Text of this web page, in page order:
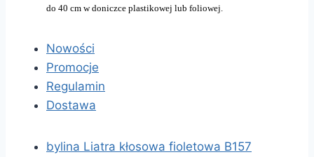
do 40 cm w doniczce plastikowej lub foliowej.
Nowości
Promocje
Regulamin
Dostawa
bylina Liatra kłosowa fioletowa B157